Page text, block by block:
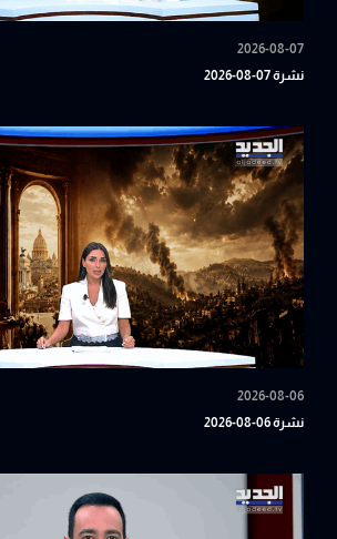
2026-08-07
نشرة 07-08-2026
2026-08-06
نشرة 06-08-2026